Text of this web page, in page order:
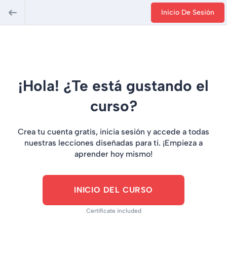
Inicio De Sesión
¡Hola! ¿Te está gustando el
curso?
Crea tu cuenta gratis, inicia sesión y accede a todas
nuestras lecciones diseñadas para ti. ¡Empieza a
aprender hoy mismo!
INICIO DEL CURSO
Certificate included